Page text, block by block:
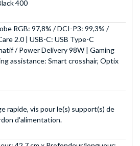
400
RGB: 97,8% / DCI-P3: 99,3% /
2.0 | USB-C: USB Type-C
/ Power Delivery 98W | Gaming
assistance: Smart crosshair, Optix
rapide, vis pour le(s) support(s) de
d'alimentation.